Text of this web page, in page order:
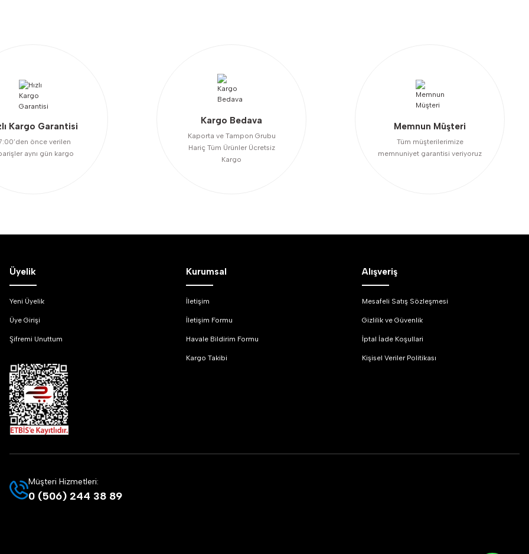
Kargo Garantisi
önce verilen
aynı gün kargo
Kargo Bedava
Kaporta ve Tampon Grubu
Hariç Tüm Ürünler Ücretsiz
Kargo
Memnun Müşteri
Tüm müşterilerimize
memnuniyet garantisi veriyoruz
Üyelik
Yeni Üyelik
Üye Girişi
Şifremi Unuttum
Kurumsal
İletişim
İletişim Formu
Havale Bildirim Formu
Kargo Takibi
Alışveriş
Mesafeli Satış Sözleşmesi
Gizlilik ve Güvenlik
İptal İade Koşullari
Kişisel Veriler Politikası
Müşteri Hizmetleri:
0 (506) 244 38 89